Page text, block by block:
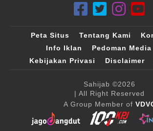
Peta Situs Tentang Kami
Info Iklan
Pedoman
Kebijakan Privasi
Disclaimer
Sahijab ©2026
| All Right Reserved
A Group Member of